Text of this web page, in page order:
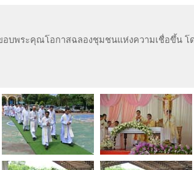
บพระคุณโอกาสฉลองชุมชนแห่งความเชื่อขึ้น